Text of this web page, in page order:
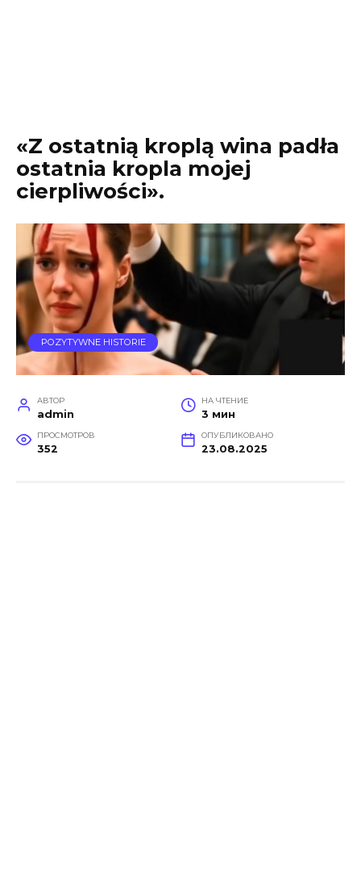
«Z ostatnią kroplą wina padła
ostatnia kropla mojej
cierpliwości».
POZYTYWNE HISTORIE
АВТОР
admin
НА ЧТЕНИЕ
3 мин
ПРОСМОТРОВ
352
ОПУБЛИКОВАНО
23.08.2025